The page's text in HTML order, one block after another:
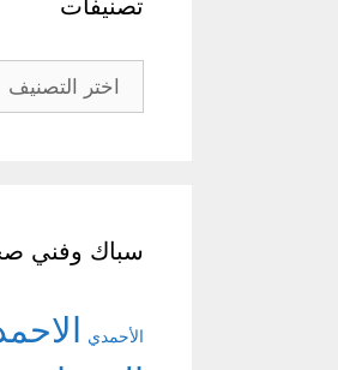
تصنيفات
تصنيفات
سباك وفني
الأحمدي